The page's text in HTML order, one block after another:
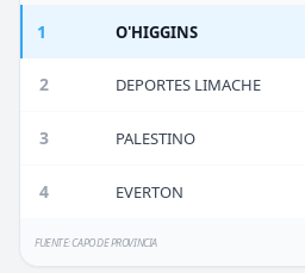
1 O'HIGGINS
2 DEPORTES LIMACHE
3 PALESTINO
4 EVERTON
FUENTE: CAPO DE PROVINCIA